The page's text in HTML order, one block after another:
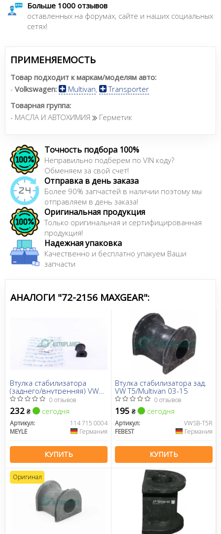
Больше 1000 отзывов
оставленных на форумах, сайте и наших социальных
сетях!
ПРИМЕНЯЕМОСТЬ
Товар подходит к маркам/моделям авто:
- Volkswagen: Multivan,
Transporter
Товарная группа:
- МАСЛА И АВТОХИМИЯ
Герметик
Точность подбора 100%
Неправильно подберем по VIN коду?
Обменяем за свой счет!
Отправка в день заказа
Более 90% запчастей в наличии поэтому мы
отправляем в день заказа!
Оригинальная продукция
Только оригинальная и сертифицированная
продукция!
Надежная упаковка
Качественно и бесплатно упакуем Ваши
запчасти
АНАЛОГИ "72-2156 MAXGEAR":
Втулка стабилизатора
(заднего/внутренняя) VW
T5 03- (d=21mm)
0 отзывов
232 ₴ сегодня
Артикул:
114 715 0004
MEYLE
Германия
КУПИТЬ
Втулка стабилизатора зад.
VW T5/Multivan 03-15
0 отзывов
195 ₴ сегодня
Артикул:
VWSB-T5R
FEBEST
Германия
КУПИТЬ
Оригинал